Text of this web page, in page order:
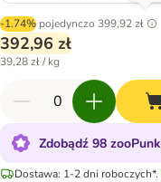
-1.74% pojedynczo 399,92 zł
392,96 zł
39,28 zł / kg
Zdobądź 98
Dostawa: 1-2 dni roboczych*.